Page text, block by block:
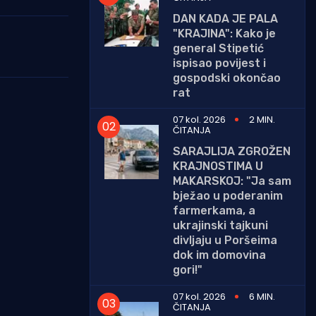
DAN KADA JE PALA
"KRAJINA": Kako je
general Stipetić
ispisao povijest i
gospodski okončao
rat
07 kol. 2026
2 MIN.
ČITANJA
SARAJLIJA ZGROŽEN
KRAJNOSTIMA U
MAKARSKOJ: "Ja sam
bježao u poderanim
farmerkama, a
ukrajinski tajkuni
divljaju u Poršeima
dok im domovina
gori!"
07 kol. 2026
6 MIN.
ČITANJA